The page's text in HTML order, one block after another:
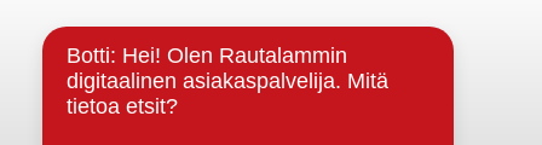
Strategiat, ohjelmat, ohjeet, suunnitelmat, säännöt ja
sopimukset
Asiakirjajulkisuuskuvaus